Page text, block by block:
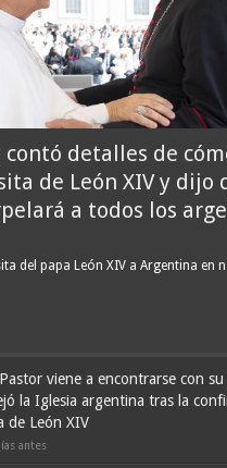
contó detalles de
de León XIV y dijo
a todos los
del papa León XIV a Argentina en
Pastor viene a encontrarse con
la Iglesia argentina tras la
de León XIV
antes